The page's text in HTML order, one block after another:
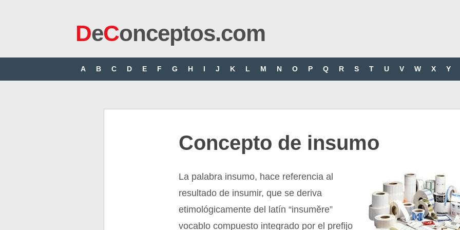
DeConceptos.com
A B C D E F G H I J K L M N O P Q R S T U V W X Y
Concepto de insumo
La palabra insumo, hace referencia al
resultado de insumir, que se deriva
etimológicamente del latín “insumĕre”
vocablo compuesto integrado por el prefijo